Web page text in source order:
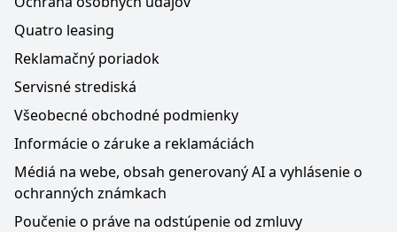
Quatro leasing
Reklamačný poriadok
Servisné strediská
Všeobecné obchodné podmienky
Informácie o záruke a reklamáciách
Médiá na webe, obsah generovaný AI a vyhlásenie o
ochranných známkach
Poučenie o práve na odstúpenie od zmluvy